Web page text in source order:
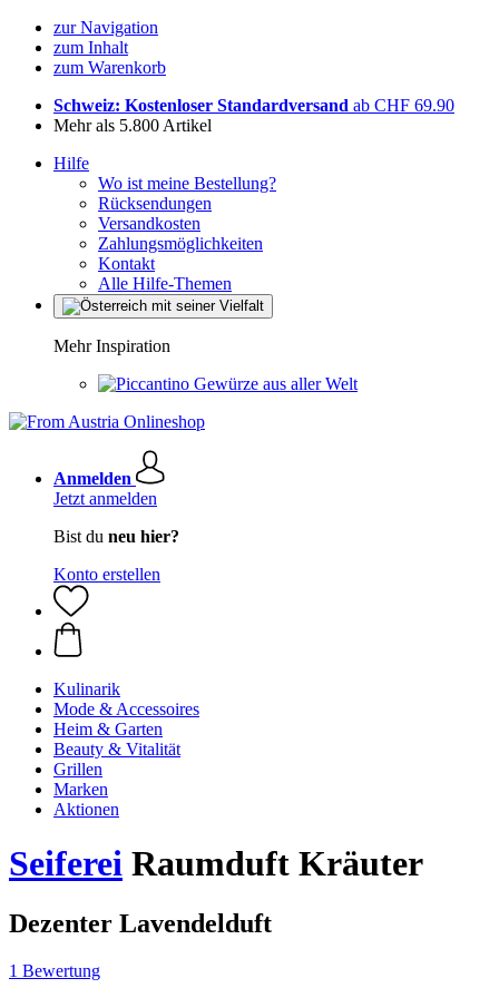
zur Navigation
zum Inhalt
zum Warenkorb
Schweiz: Kostenloser Standardversand ab CHF 69.90
Mehr als 5.800 Artikel
Hilfe
Wo ist meine Bestellung?
Rücksendungen
Versandkosten
Zahlungsmöglichkeiten
Kontakt
Alle Hilfe-Themen
Mehr Inspiration
Gewürze aus aller Welt
Anmelden
Jetzt anmelden
Bist du neu hier?
Konto erstellen
Kulinarik
Mode & Accessoires
Heim & Garten
Beauty & Vitalität
Grillen
Marken
Aktionen
Seiferei Raumduft Kräuter
Dezenter Lavendelduft
1 Bewertung